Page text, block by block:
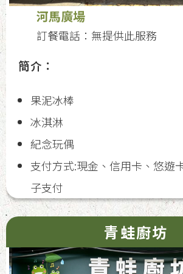
河馬廣場
訂餐電話：無提供此服務
簡介：
果泥冰棒
冰淇淋
紀念玩偶
支付方式:現金、信用卡、悠遊
子支付
青蛙廚坊